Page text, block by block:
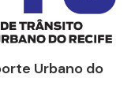
Urbano do